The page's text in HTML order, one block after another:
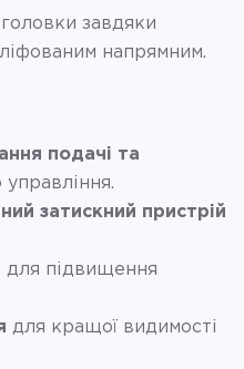
завдяки
напрямним.
подачі та
управління.
затискний пристрій
для підвищення
для кращої видимості